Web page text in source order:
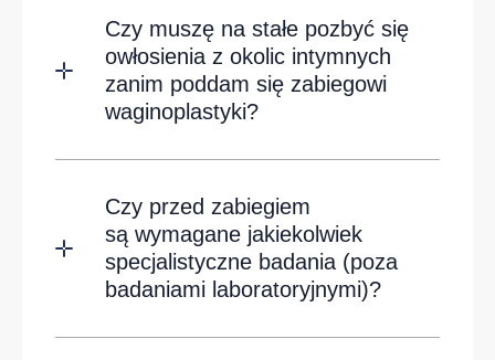
Czy muszę na stałe pozbyć się
owłosienia z okolic intymnych
zanim poddam się zabiegowi
waginoplastyki?
Czy przed zabiegiem
są wymagane jakiekolwiek
specjalistyczne badania (poza
badaniami laboratoryjnymi)?